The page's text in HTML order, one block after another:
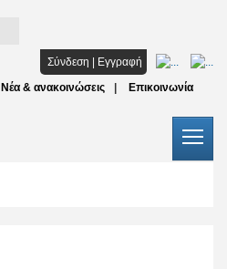
Σύνδεση | Εγγραφή
Νέα & ανακοινώσεις
Επικοινωνία